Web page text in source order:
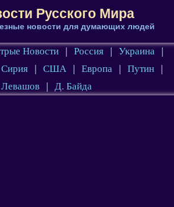
Русского Мира
новости для думающих людей
Новости | Россия | Украина
|
Сирия | США | Европа | Путин
|
Левашов
| Д. Байда